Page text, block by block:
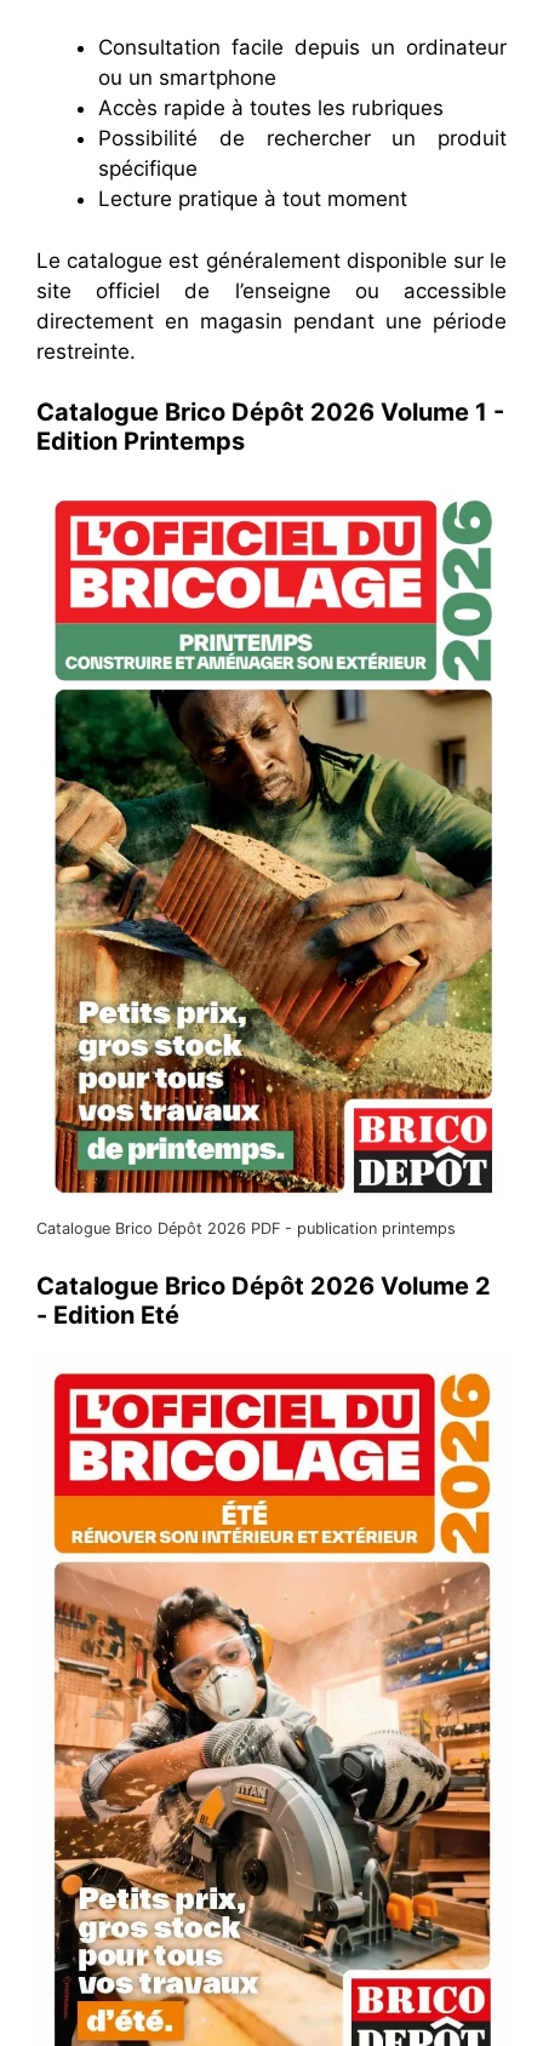
Consultation facile depuis un ordinateur
ou un smartphone
Accès rapide à toutes les rubriques
Possibilité de rechercher un produit
spécifique
Lecture pratique à tout moment
Le catalogue est généralement disponible sur le
site officiel de l’enseigne ou accessible
directement en magasin pendant une période
restreinte.
Catalogue Brico Dépôt 2026 Volume 1 -
Edition Printemps
Catalogue Brico Dépôt 2026 PDF - publication printemps
Catalogue Brico Dépôt 2026 Volume 2
- Edition Eté